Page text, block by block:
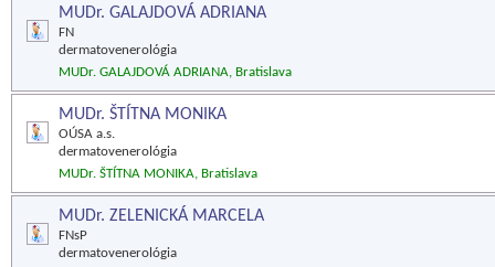
MUDr. GALAJDOVÁ ADRIANA
FN
dermatovenerológia
MUDr. GALAJDOVÁ ADRIANA, Bratislava
MUDr. ŠTÍTNA MONIKA
OÚSA a.s.
dermatovenerológia
MUDr. ŠTÍTNA MONIKA, Bratislava
MUDr. ZELENICKÁ MARCELA
FNsP
dermatovenerológia